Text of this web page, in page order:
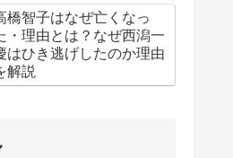
橋智子はなぜ亡くなっ
・理由とは？なぜ西潟一
はひき逃げしたのか理由
解説